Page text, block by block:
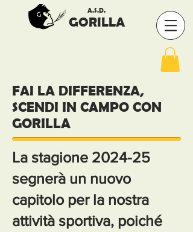
A.S.D.
GORILLA
FAI LA DIFFERENZA,
SCENDI IN CAMPO CON
GORILLA
La stagione 2024-25
segnerà un nuovo
capitolo per la nostra
attività sportiva, poiché